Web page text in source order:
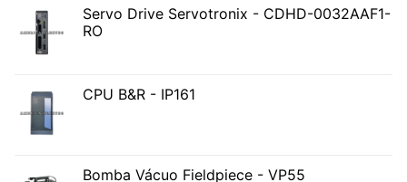
Servo Drive Servotronix - CDHD-0032AAF1-
RO
CPU B&R - IP161
Bomba Vácuo Fieldpiece - VP55